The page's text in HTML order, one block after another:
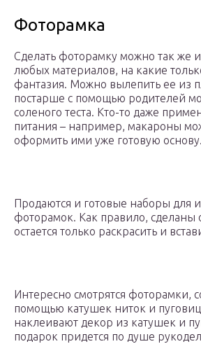
Фоторамка
Сделать фоторамку можно так же
любых материалов, на какие
фантазия. Можно вылепить ее из
постарше с помощью родителей
соленого теста. Кто-то даже
питания – например, макароны
оформить ими уже готовую основу.
Продаются и готовые наборы для
фоторамок. Как правило, сделаны
остается только раскрасить и
Интересно смотрятся фоторамки,
помощью катушек ниток и
наклеивают декор из катушек и
подарок придется по душе